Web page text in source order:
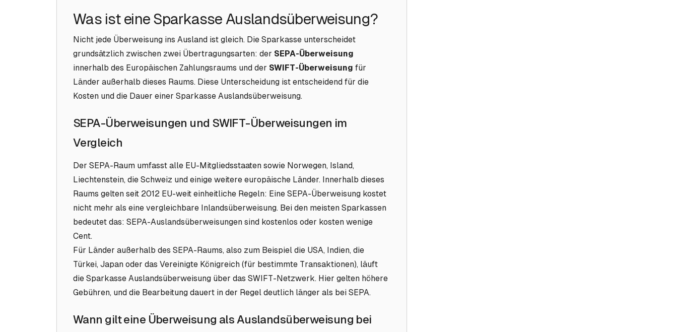
Was ist eine Sparkasse Auslandsüberweisung?
Nicht jede Überweisung ins Ausland ist gleich. Die Sparkasse unterscheidet
grundsätzlich zwischen zwei Übertragungsarten: der SEPA-Überweisung
innerhalb des Europäischen Zahlungsraums und der SWIFT-Überweisung für
Länder außerhalb dieses Raums. Diese Unterscheidung ist entscheidend für die
Kosten und die Dauer einer Sparkasse Auslandsüberweisung.
SEPA-Überweisungen und SWIFT-Überweisungen im
Vergleich
Der SEPA-Raum umfasst alle EU-Mitgliedsstaaten sowie Norwegen, Island,
Liechtenstein, die Schweiz und einige weitere europäische Länder. Innerhalb dieses
Raums gelten seit 2012 EU-weit einheitliche Regeln: Eine SEPA-Überweisung kostet
nicht mehr als eine vergleichbare Inlandsüberweisung. Bei den meisten Sparkassen
bedeutet das: SEPA-Auslandsüberweisungen sind kostenlos oder kosten wenige
Cent.
Für Länder außerhalb des SEPA-Raums, also zum Beispiel die USA, Indien, die
Türkei, Japan oder das Vereinigte Königreich (für bestimmte Transaktionen), läuft
die Sparkasse Auslandsüberweisung über das SWIFT-Netzwerk. Hier gelten höhere
Gebühren, und die Bearbeitung dauert in der Regel deutlich länger als bei SEPA.
Wann gilt eine Überweisung als Auslandsüberweisung bei